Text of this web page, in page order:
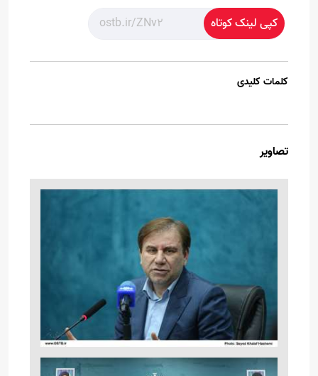
کپی لینک کوتاه
کلمات کلیدی
تصاویر